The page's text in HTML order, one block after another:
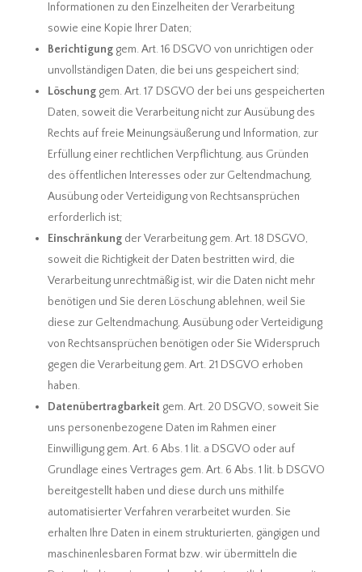
Informationen zu den Einzelheiten der Verarbeitung
sowie eine Kopie Ihrer Daten;
Berichtigunggem. Art. 16 DSGVO von unrichtigen oder
unvollständigen Daten, die bei uns gespeichert sind;
Löschunggem. Art. 17 DSGVO der bei uns gespeicherten
Daten, soweit die Verarbeitung nicht zur Ausübung des
Rechts auf freie Meinungsäußerung und Information, zur
Erfüllung einer rechtlichen Verpflichtung, aus Gründen
des öffentlichen Interesses oder zur Geltendmachung,
Ausübung oder Verteidigung von Rechtsansprüchen
erforderlich ist;
Einschränkungder Verarbeitung gem. Art. 18 DSGVO,
soweit die Richtigkeit der Daten bestritten wird, die
Verarbeitung unrechtmäßig ist, wir die Daten nicht mehr
benötigen und Sie deren Löschung ablehnen, weil Sie
diese zur Geltendmachung, Ausübung oder Verteidigung
von Rechtsansprüchen benötigen oder Sie Widerspruch
gegen die Verarbeitung gem. Art. 21 DSGVO erhoben
haben.
Datenübertragbarkeit gem. Art. 20 DSGVO, soweit Sie
uns personenbezogene Daten im Rahmen einer
Einwilligung gem. Art. 6 Abs. 1 lit. a DSGVO oder auf
Grundlage eines Vertrages gem. Art. 6 Abs. 1 lit. b DSGVO
bereitgestellt haben und diese durch uns mithilfe
automatisierter Verfahren verarbeitet wurden. Sie
erhalten Ihre Daten in einem strukturierten, gängigen und
maschinenlesbaren Format bzw. wir übermitteln die